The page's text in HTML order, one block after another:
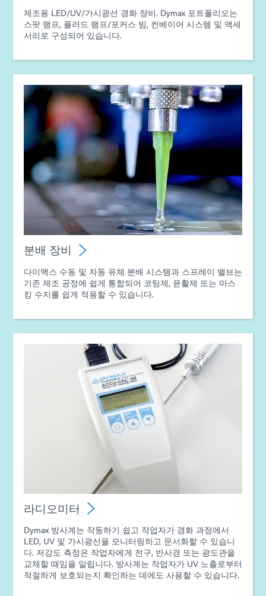
가이드: 분배 장비(EN)
제조용 LED/UV/가시광선 경화 장비. Dymax 포트폴리오는
스팟 램프, 플러드 램프/포커스 빔, 컨베이어 시스템 및 액세
서리로 구성되어 있습니다.
분배 장비
다이맥스 수동 및 자동 유체 분배 시스템과 스프레이 밸브는
기존 제조 공정에 쉽게 통합되어 코팅제, 윤활제 또는 마스
킹 수지를 쉽게 적용할 수 있습니다.
라디오미터
Dymax 방사계는 작동하기 쉽고 작업자가 경화 과정에서
LED, UV 및 가시광선을 모니터링하고 문서화할 수 있습니
다. 저강도 측정은 작업자에게 전구, 반사경 또는 광도관을
교체할 때임을 알립니다. 방사계는 작업자가 UV 노출로부터
적절하게 보호되는지 확인하는 데에도 사용할 수 있습니다.